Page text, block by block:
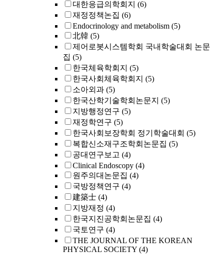
대한응급의학회지 (6)
재정정책논집 (6)
Endocrinology and metabolism (5)
北韓 (5)
제어로봇시스템학회 국내학술대회 논문
집 (5)
한국체육학회지 (5)
한국사회체육학회지 (5)
소아외과 (5)
한국산학기술학회논문지 (5)
지방행정연구 (5)
재정학연구 (5)
한국사회보장학회 정기학술대회 (5)
복합신소재구조학회논문집 (5)
공대연구보고 (4)
Clinical Endoscopy (4)
원주의대논문집 (4)
국방정책연구 (4)
建築士 (4)
지방재정 (4)
한국지진공학회논문집 (4)
국토연구 (4)
THE JOURNAL OF THE KOREAN
PHYSICAL SOCIETY (4)